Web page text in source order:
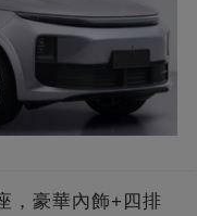
，豪華內飾+四排